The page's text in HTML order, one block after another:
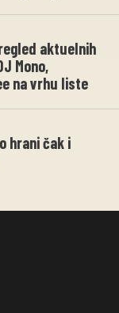
aktuelnih
Mono,
na vrhu liste
hrani čak i